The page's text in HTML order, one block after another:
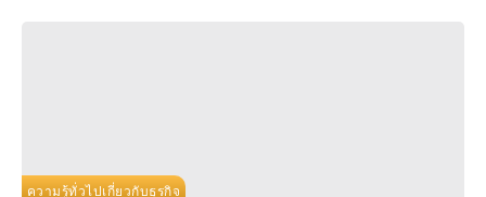
ความรู้ทั่วไปเกี่ยวกับธุรกิจ